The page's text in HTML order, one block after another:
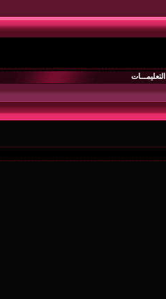
التعليمـــات